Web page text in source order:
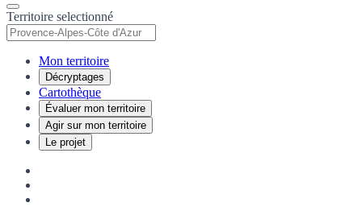
Territoire selectionné
Mon territoire
Décryptages
Cartothèque
Évaluer mon territoire
Agir sur mon territoire
Le projet